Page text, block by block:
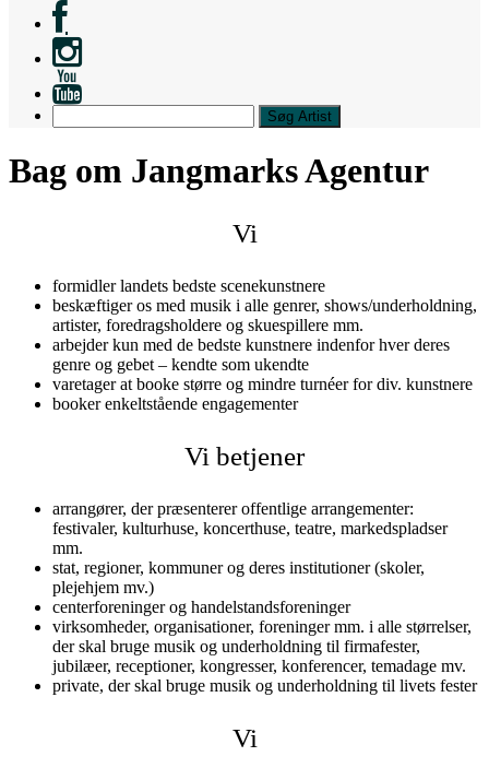
Bag om Jangmarks Agentur
Vi
formidler landets bedste scenekunstnere
beskæftiger os med musik i alle genrer, shows/underholdning,
artister, foredragsholdere og skuespillere mm.
arbejder kun med de bedste kunstnere indenfor hver deres
genre og gebet – kendte som ukendte
varetager at booke større og mindre turnéer for div. kunstnere
booker enkeltstående engagementer
Vi betjener
arrangører, der præsenterer offentlige arrangementer:
festivaler, kulturhuse, koncerthuse, teatre, markedspladser
mm.
stat, regioner, kommuner og deres institutioner (skoler,
plejehjem mv.)
centerforeninger og handelstandsforeninger
virksomheder, organisationer, foreninger mm. i alle størrelser,
der skal bruge musik og underholdning til firmafester,
jubilæer, receptioner, kongresser, konferencer, temadage mv.
private, der skal bruge musik og underholdning til livets fester
Vi